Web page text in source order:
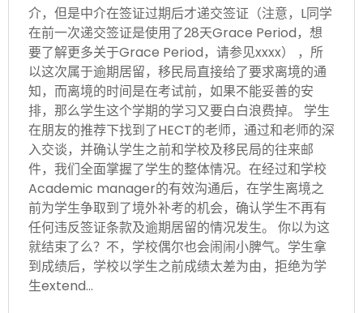
介，但是中介在签证过期后才递交签证（注意，L同学
在前一次递交签证是使用了28天Grace Period，想
要了解更多关于Grace Period，请参见xxxx） ，所
以这次属于逾期居留，移民局直接给了要求离境的通
知，而离境的时间是在考试前，如果不能妥善的安
排，那么学生这个学期的学习又要白白浪费掉。 学生
在朋友的推荐下找到了HECT的老师，通过和老师的深
入交谈，并确认学生之前和学校及移民局的往来邮
件，我们全面掌握了学生的整体情况。在经过和学校
Academic manager的有效沟通后，在学生离境之
前为学生争取到了境外补考的机会，确认学生不再有
任何违反签证条款及逾期居留的情况发生。 你以为这
就结束了么？不，学校偶尔也会闹闹小脾气。学生拿
到成绩后，学校以学生之前成绩太差为由，拒绝为学
生extend…